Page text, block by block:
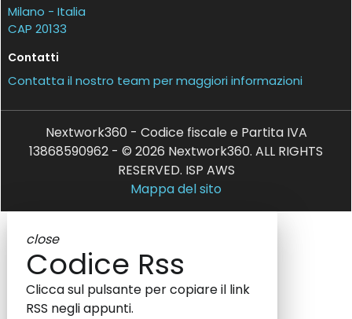
Milano - Italia
CAP 20133
Contatti
Contatta il nostro team per maggiori informazioni
Nextwork360 - Codice fiscale e Partita IVA
13868590962 - © 2026 Nextwork360. ALL RIGHTS
RESERVED. ISP AWS
Mappa del sito
close
Codice Rss
Clicca sul pulsante per copiare il link
RSS negli appunti.